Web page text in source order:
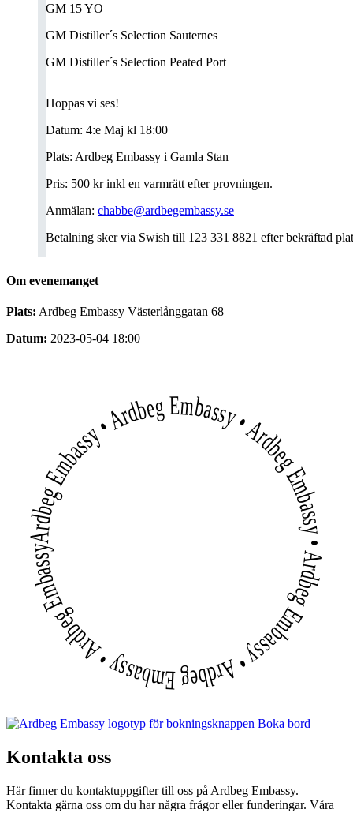
GM 15 YO
GM Distiller´s Selection Sauternes
GM Distiller´s Selection Peated Port
Hoppas vi ses!
Datum: 4:e Maj kl 18:00
Plats: Ardbeg Embassy i Gamla Stan
Pris: 500 kr inkl en varmrätt efter provningen.
Anmälan: chabbe@ardbegembassy.se
Betalning sker via Swish till 123 331 8821 efter bekräftad
Om evenemanget
Plats: Ardbeg Embassy Västerlånggatan 68
Datum: 2023-05-04 18:00
Ardbeg Embassy • Ardbeg Embassy • Ardbeg Embassy • Ardbeg Embassy • Ardbeg Embassy • Ardbeg Embassy
Boka bord
Kontakta oss
Här finner du kontaktuppgifter till oss på Ardbeg Embassy.
Kontakta gärna oss om du har några frågor eller funderingar. Våra